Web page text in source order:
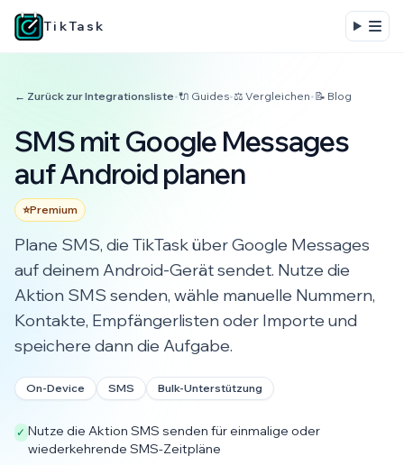
TikTask
← Zurück zur Integrationsliste•🔌 Guides•⚖️ Vergleichen•📝 Blog
SMS mit Google Messages
auf Android planen
⭐Premium
Plane SMS, die TikTask über Google Messages
auf deinem Android-Gerät sendet. Nutze die
Aktion SMS senden, wähle manuelle Nummern,
Kontakte, Empfängerlisten oder Importe und
speichere dann die Aufgabe.
On-Device SMS Bulk-Unterstützung
✓ Nutze die Aktion SMS senden für einmalige oder
wiederkehrende SMS-Zeitpläne